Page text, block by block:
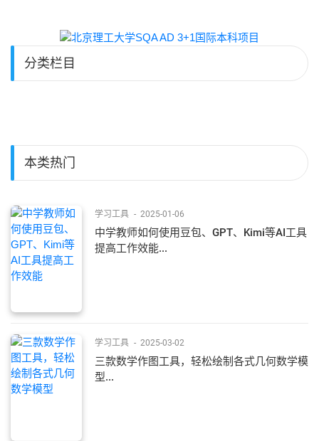
分类栏目
本类热门
学习工具 - 2025-01-06
中学教师如何使用豆包、GPT、Kimi等AI工具
提高工作效能...
学习工具 - 2025-03-02
三款数学作图工具，轻松绘制各式几何数学模
型...